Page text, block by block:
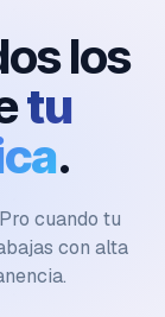
los
tu
.
cuando tu
con alta